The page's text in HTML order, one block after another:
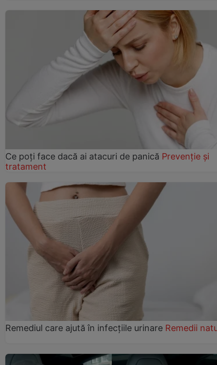
Ce poţi face dacă ai atacuri de panică Prevenție și
tratament
Remediul care ajută în infecțiile urinare Remedii